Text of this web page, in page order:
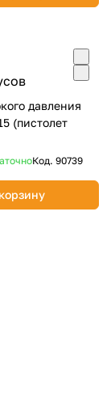
давления
(пистолет
Код. 90739